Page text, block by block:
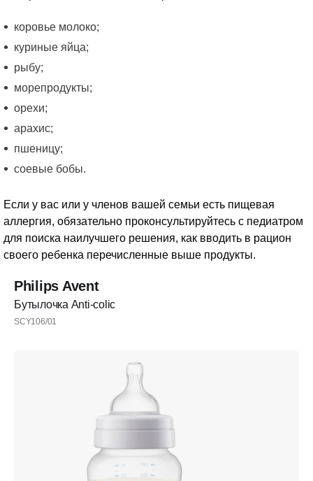
коровье молоко;
куриные яйца;
рыбу;
морепродукты;
орехи;
арахис;
пшеницу;
соевые бобы.
Если у вас или у членов вашей семьи есть пищевая
аллергия, обязательно проконсультируйтесь с педиатром
для поиска наилучшего решения, как вводить в рацион
своего ребенка перечисленные выше продукты.
Philips Avent
Бутылочка Anti-colic
SCY106/01